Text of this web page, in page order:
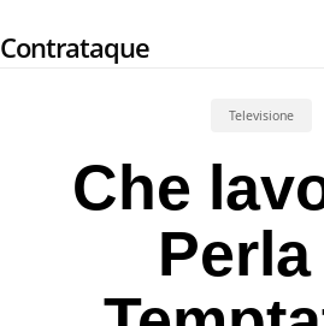
to
Contrataque
Televisione
Che